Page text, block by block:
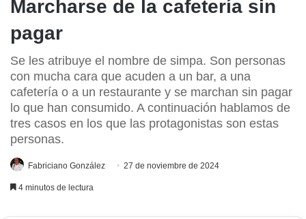
Marcharse de la cafetería sin
pagar
Se les atribuye el nombre de simpa. Son personas
con mucha cara que acuden a un bar, a una
cafetería o a un restaurante y se marchan sin pagar
lo que han consumido. A continuación hablamos de
tres casos en los que las protagonistas son estas
personas.
Fabriciano González 27 de noviembre de 2024
4 minutos de lectura